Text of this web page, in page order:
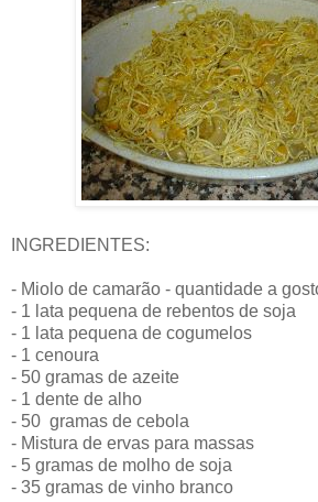
INGREDIENTES:
- Miolo de camarão - quantidade a
- 1 lata pequena de rebentos de soja
- 1 lata pequena de cogumelos
- 1 cenoura
- 50 gramas de azeite
- 1 dente de alho
- 50 gramas de cebola
- Mistura de ervas para massas
- 5 gramas de molho de soja
- 35 gramas de vinho branco